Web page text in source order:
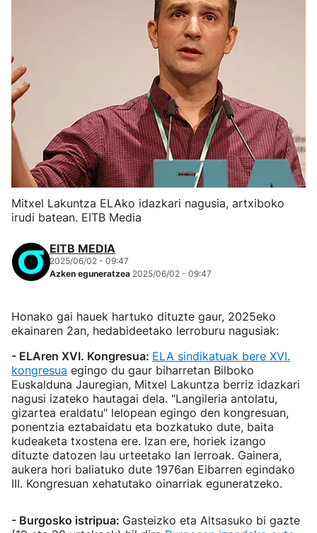
Mitxel Lakuntza ELAko idazkari nagusia, artxiboko
irudi batean. EITB Media
EITB MEDIA
2025/06/02 - 09:47
Azken eguneratzea 2025/06/02 - 09:47
Honako gai hauek hartuko dituzte gaur, 2025eko
ekainaren 2an, hedabideetako lerroburu nagusiak:
- ELAren XVI. Kongresua: ELA sindikatuak bere XVI.
kongresua egingo du gaur biharretan Bilboko
Euskalduna Jauregian, Mitxel Lakuntza berriz idazkari
nagusi izateko hautagai dela. "Langileria antolatu,
gizartea eraldatu" lelopean egingo den kongresuan,
ponentzia eztabaidatu eta bozkatuko dute, baita
kudeaketa txostena ere. Izan ere, horiek izango
dituzte datozen lau urteetako lan lerroak. Gainera,
aukera hori baliatuko dute 1976an Eibarren egindako
III. Kongresuan xehatutako oinarriak eguneratzeko.
- Burgosko istripua: Gasteizko eta Altsasuko bi gazte